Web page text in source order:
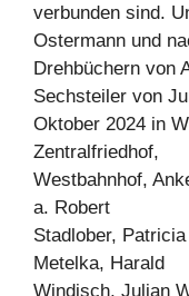
verbunden sind.
Ostermann und
Drehbüchern von
Sechsteiler von
Oktober 2024 in
Zentralfriedhof,
Westbahnhof,
a. Robert
Stadlober,
Metelka, Harald
Windisch, Julian